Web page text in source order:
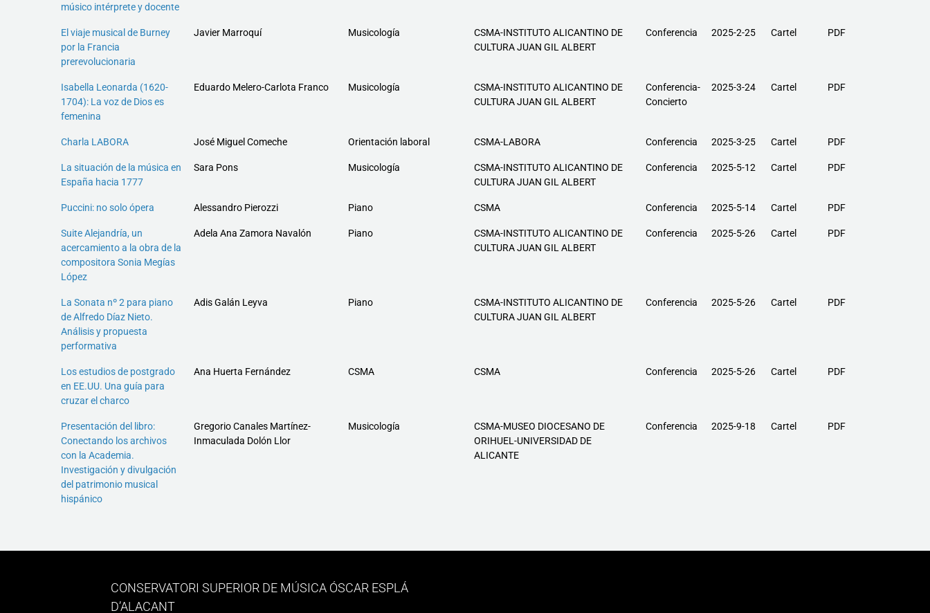
músico intérprete y docente
El viaje musical de Burney
por la Francia
prerevolucionaria
Javier Marroquí Musicología
CSMA-INSTITUTO ALICANTINO DE
CULTURA JUAN GIL ALBERT
Conferencia 2025-2-25 Cartel PDF
Isabella Leonarda (1620-
1704): La voz de Dios es
femenina
Eduardo Melero-Carlota Franco Musicología
CSMA-INSTITUTO ALICANTINO DE
CULTURA JUAN GIL ALBERT
Conferencia-
Concierto
2025-3-24 Cartel PDF
Charla LABORA José Miguel Comeche Orientación laboral CSMA-LABORA Conferencia 2025-3-25 Cartel PDF
La situación de la música en
España hacia 1777
Sara Pons Musicología
CSMA-INSTITUTO ALICANTINO DE
CULTURA JUAN GIL ALBERT
Conferencia 2025-5-12 Cartel PDF
Puccini: no solo ópera Alessandro Pierozzi Piano CSMA Conferencia 2025-5-14 Cartel PDF
Suite Alejandría, un
acercamiento a la obra de la
compositora Sonia Megías
López
Adela Ana Zamora Navalón Piano
CSMA-INSTITUTO ALICANTINO DE
CULTURA JUAN GIL ALBERT
Conferencia 2025-5-26 Cartel PDF
La Sonata nº 2 para piano
de Alfredo Díaz Nieto.
Análisis y propuesta
performativa
Adis Galán Leyva Piano
CSMA-INSTITUTO ALICANTINO DE
CULTURA JUAN GIL ALBERT
Conferencia 2025-5-26 Cartel PDF
Los estudios de postgrado
en EE.UU. Una guía para
cruzar el charco
Ana Huerta Fernández CSMA CSMA Conferencia 2025-5-26 Cartel PDF
Presentación del libro:
Conectando los archivos
con la Academia.
Investigación y divulgación
del patrimonio musical
hispánico
Gregorio Canales Martínez-
Inmaculada Dolón Llor
Musicología
CSMA-MUSEO DIOCESANO DE
ORIHUEL-UNIVERSIDAD DE
ALICANTE
Conferencia 2025-9-18 Cartel PDF
CONSERVATORI SUPERIOR DE MÚSICA ÓSCAR ESPLÁ
D’ALACANT